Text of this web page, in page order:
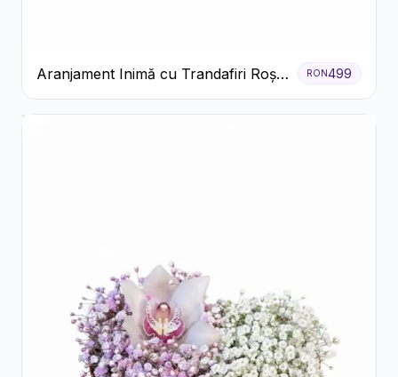
Aranjament Inimă cu Trandafiri Roșii
și Floarea Miresei
RON499